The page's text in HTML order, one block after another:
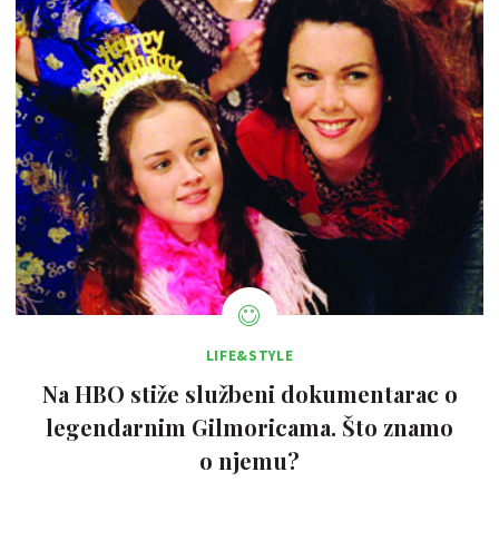
LIFE&STYLE
Na HBO stiže službeni dokumentarac o
legendarnim Gilmoricama. Što znamo
o njemu?